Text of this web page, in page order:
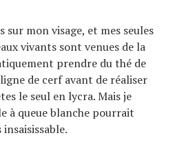
sur mon visage, et mes seules
vivants sont venues de la
prendre du thé de
de cerf avant de réaliser
le seul en lycra. Mais je
à queue blanche pourrait